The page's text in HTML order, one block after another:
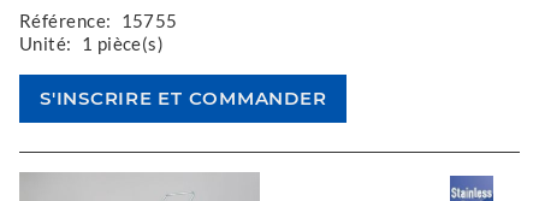
Référence:
15755
Unité:
1 pièce(s)